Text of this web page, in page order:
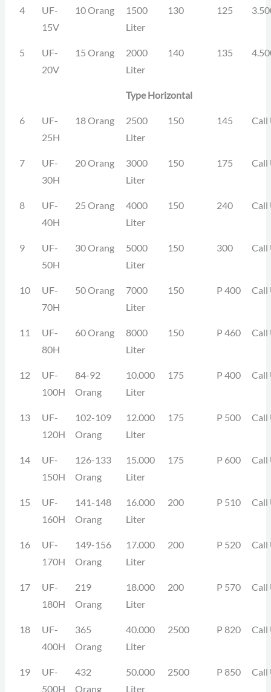
4
UF-
15V
10 Orang
1500
Liter
130 125
5
UF-
20V
15 Orang
2000
Liter
140 135
Type Horizontal
6
UF-
25H
18 Orang
2500
Liter
150 145 Call
7
UF-
30H
20 Orang
3000
Liter
150 175 Call
8
UF-
40H
25 Orang
4000
Liter
150 240 Call
9
UF-
50H
30 Orang
5000
Liter
150 300 Call
10
UF-
70H
50 Orang
7000
Liter
150 P 400 Call
11
UF-
80H
60 Orang
8000
Liter
150 P 460 Call
12
UF-
100H
84-92
Orang
10.000
Liter
175 P 400 Call
13
UF-
120H
102-109
Orang
12.000
Liter
175 P 500 Call
14
UF-
150H
126-133
Orang
15.000
Liter
175 P 600 Call
15
UF-
160H
141-148
Orang
16.000
Liter
200 P 510 Call
16
UF-
170H
149-156
Orang
17.000
Liter
200 P 520 Call
17
UF-
180H
219
Orang
18.000
Liter
200 P 570 Call
18
UF-
400H
365
Orang
40.000
Liter
2500 P 820 Call
19
UF-
500H
432
Orang
50.000
Liter
2500 P 850 Call